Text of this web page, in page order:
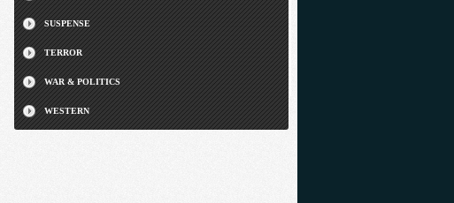
SUSPENSE
TERROR
WAR & POLITICS
WESTERN